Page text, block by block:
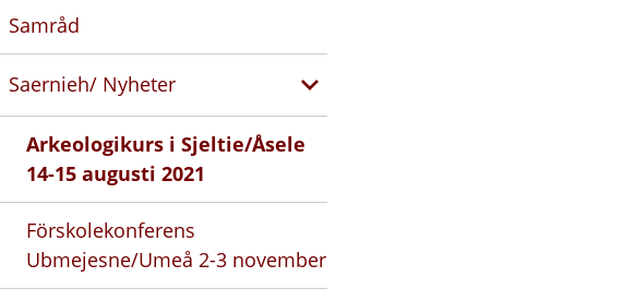
Samråd
Saernieh/ Nyheter
Arkeologikurs i Sjeltie/Åsele
14-15 augusti 2021
Förskolekonferens
Ubmejesne/Umeå 2-3 november